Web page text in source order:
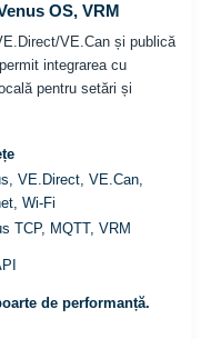
OS, VRM
VE.Can și publică
integrarea cu
pentru setări și
VE.Direct, VE.Can,
Wi-Fi
TCP, MQTT, VRM
de performanță.